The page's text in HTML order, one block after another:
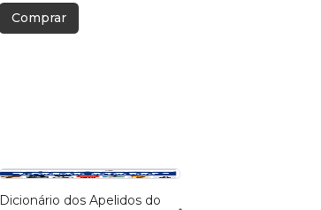
Comprar
Dicionário dos Apelidos do